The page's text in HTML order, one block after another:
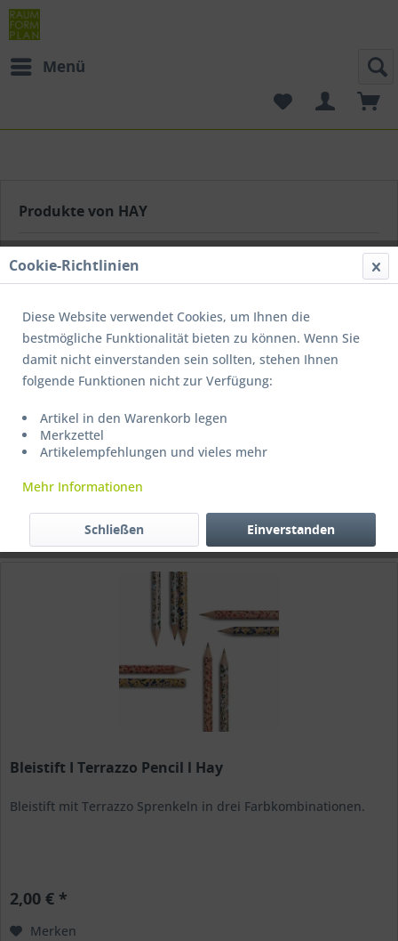
Menü
Produkte von HAY
Das Ziel der dänischen Designmarke Hay ist es, das
dänische Möbeldesign der Fünfziger und Sechziger neu zu
beleben. Statt die alten Meister nur zu kopieren, will man
weiterentwickeln.
Bleistift I Terrazzo Pencil l Hay
Bleistift mit Terrazzo Sprenkeln in drei Farbkombinationen.
2,00 € *
Merken
Cookie-Richtlinien
Diese Website verwendet Cookies, um Ihnen die
bestmögliche Funktionalität bieten zu können. Wenn Sie
damit nicht einverstanden sein sollten, stehen Ihnen
folgende Funktionen nicht zur Verfügung:
Artikel in den Warenkorb legen
Merkzettel
Artikelempfehlungen und vieles mehr
Mehr Informationen
Einverstanden
Schließen